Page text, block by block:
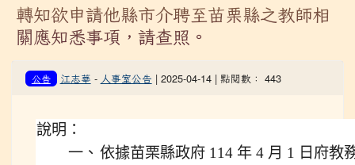
轉知欲申請他縣市介聘至苗栗縣之教師相
關應知悉事項，請查照。
公告 江志華 - 人事室公告 | 2025-04-14 | 點閱數： 443
說明：
一、 依據苗栗縣政府 114 年 4 月 1 日府教